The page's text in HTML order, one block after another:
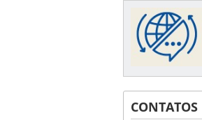
CONTATOS